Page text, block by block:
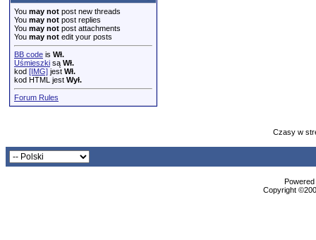
You may not post new threads
You may not post replies
You may not post attachments
You may not edit your posts
BB code is Wł.
Uśmieszki są Wł.
kod [IMG] jest Wł.
kod HTML jest Wył.
Forum Rules
Czasy w
Copyright